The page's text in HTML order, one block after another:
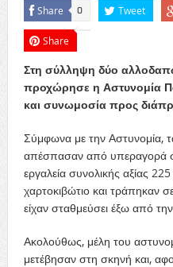
Share 0 Tweet
Share
Στη σύλληψη δύο
προχώρησε η Αστυνομία
και συνωμοσία προς
Σύμφωνα με την Αστυνομία,
απέσπασαν από υπεραγορά
εργαλεία συνολικής αξίας
χαρτοκιβώτιο και τράπηκαν
είχαν σταθμεύσει έξω από
Ακολούθως, μέλη του
μετέβησαν στη σκηνή και,